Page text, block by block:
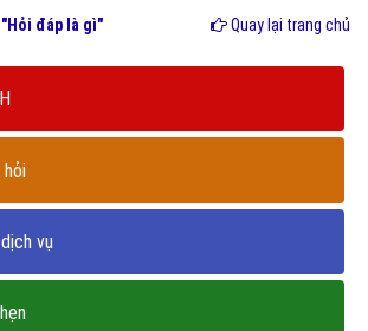
"Hỏi đáp là gì" Quay lại trang chủ
vụ